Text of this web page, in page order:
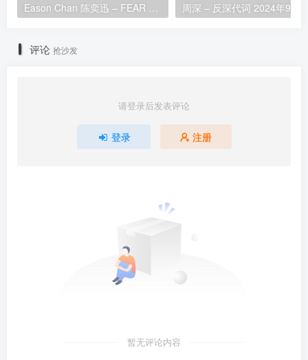
Eason Chan 陈奕迅 – FEAR and DREAMS 2025 [24Bit/96kHz] [Hi-Res Flac 2.36GB]
评论 抢沙发
请登录后发表评论
登录 注册
暂无评论内容